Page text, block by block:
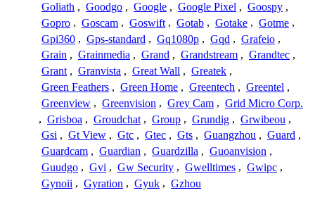
Goliath , Goodgo , Google , Google Pixel , Goospy ,
Gopro , Goscam , Goswift , Gotab , Gotake , Gotme ,
Gpi360 , Gps-standard , Gq1080p , Gqd , Grafeio ,
Grain , Grainmedia , Grand , Grandstream , Grandtec ,
Grant , Granvista , Great Wall , Greatek ,
Green Feathers , Green Home , Greentech , Greentel ,
Greenview , Greenvision , Grey Cam , Grid Micro Corp.
, Grisboa , Groudchat , Group , Grundig , Grwibeou ,
Gsi , Gt View , Gtc , Gtec , Gts , Guangzhou , Guard ,
Guardcam , Guardian , Guardzilla , Guoanvision ,
Guudgo , Gvi , Gw Security , Gwelltimes , Gwipc ,
Gynoii , Gyration , Gyuk , Gzhou